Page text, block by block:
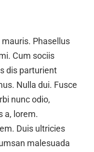
Phasellus
Cum sociis
dis parturient
Nulla dui. Fusce
nunc odio,
a, lorem.
Duis ultricies
malesuada